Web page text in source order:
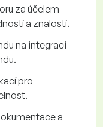
za účelem
a znalostí.
na integraci
pro
a